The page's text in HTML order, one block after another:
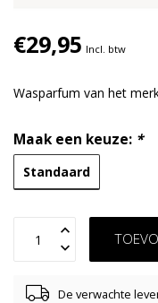
€29,95 Incl. btw
Wasparfum van het
Maak een keuze: *
Standaard
De verwachte